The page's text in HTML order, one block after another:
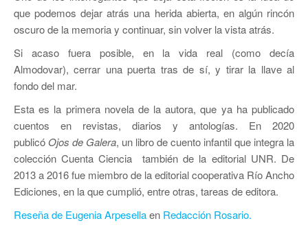
que podemos dejar atrás una herida abierta, en algún rincón
oscuro de la memoria y continuar, sin volver la vista atrás.
Si acaso fuera posible, en la vida real (como decía
Almodovar), cerrar una puerta tras de sí, y tirar la llave al
fondo del mar.
Esta es la primera novela de la autora, que ya ha publicado
cuentos en revistas, diarios y antologías. En 2020
publicó Ojos de Galera, un libro de cuento infantil que integra la
colección Cuenta Ciencia también de la editorial UNR. De
2013 a 2016 fue miembro de la editorial cooperativa Río Ancho
Ediciones, en la que cumplió, entre otras, tareas de editora.
Reseña de Eugenia Arpesellaen Redacción Rosario.